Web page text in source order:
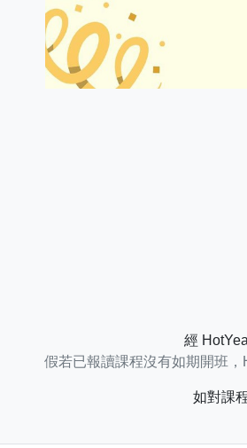
經
假若已報讀課程沒有如期開班，
如對課